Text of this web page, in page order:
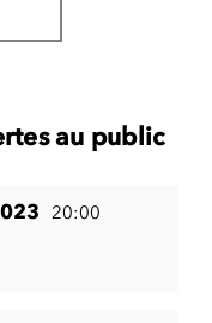
au public
20:00